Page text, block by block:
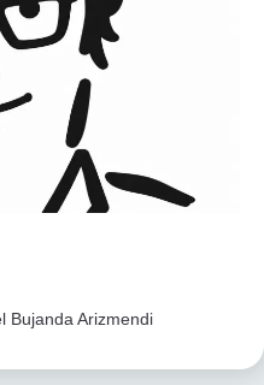
Bujanda Arizmendi